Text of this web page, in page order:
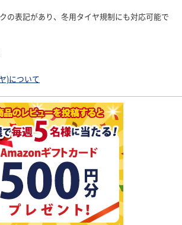
の表記があり、冬用タイヤ規制にも対応可能で
)について